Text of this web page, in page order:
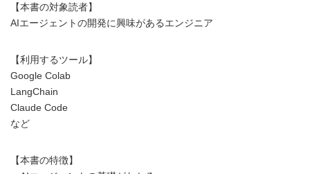
【本書の対象読者】
AIエージェントの開発に興味があるエンジニア
【利用するツール】
Google Colab
LangChain
Claude Code
など
【本書の特徴】